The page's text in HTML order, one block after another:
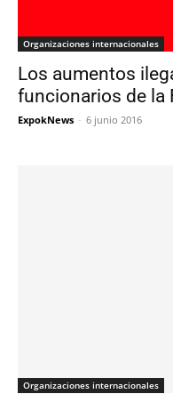
Organizaciones internacionales
Los aumentos
funcionarios de la
ExpokNews - 6 junio 2016
Organizaciones internacionales